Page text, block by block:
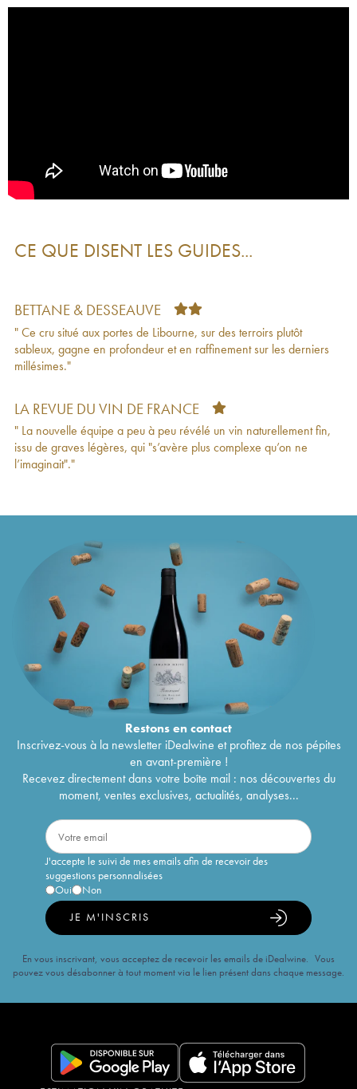
CE QUE DISENT LES GUIDES...
BETTANE & DESSEAUVE
" Ce cru situé aux portes de Libourne, sur des terroirs plutôt
sableux, gagne en profondeur et en raffinement sur les derniers
millésimes."
LA REVUE DU VIN DE FRANCE
" La nouvelle équipe a peu à peu révélé un vin naturellement fin,
issu de graves légères, qui "s’avère plus complexe qu’on ne
l’imaginait"."
Restons encontact
Inscrivez-vous à la newsletter iDealwine et profitez de nos pépites
en avant-première !
Recevez directement dans votre boîte mail : nos découvertes du
moment, ventes exclusives, actualités, analyses...
J'accepte le suivi de mes emails afin de recevoir des
suggestions personnalisées
Oui
Non
JE M'INSCRIS
En vous inscrivant, vous acceptez de recevoir les emails de iDealwine. Vous
pouvez vous désabonner à tout moment via le lien présent dans chaque message.